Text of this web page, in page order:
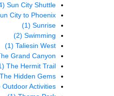
Sun City Shuttle
City to Phoenix
Sunrise
(1)
Swimming
(2)
Taliesin West
(1)
Grand Canyon
The Hermit Trail
The Hidden Gems
Outdoor Activities